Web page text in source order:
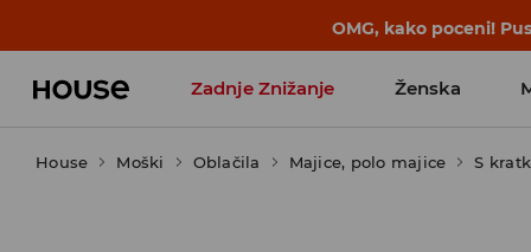
BACK TO SCHOOL📒Najboljše
Zadnje Znižanje Ženska
Favoriti vplivnežev
House Moški Oblačila Majice, polo majice S